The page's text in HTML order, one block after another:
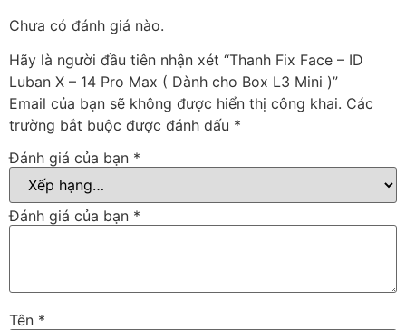
Chưa có đánh giá nào.
Hãy là người đầu tiên nhận xét “Thanh Fix Face – ID
Luban X – 14 Pro Max ( Dành cho Box L3 Mini )”
Email của bạn sẽ không được hiển thị công khai. Các
trường bắt buộc được đánh dấu *
Đánh giá của bạn *
Đánh giá của bạn *
Tên *